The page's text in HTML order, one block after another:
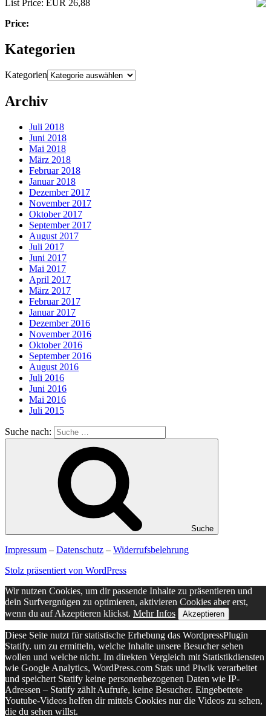
List Price: EUR 26,88
Price:
Kategorien
Kategorien
Archiv
Juli 2018
Juni 2018
Mai 2018
März 2018
Februar 2018
Januar 2018
Dezember 2017
November 2017
Oktober 2017
September 2017
August 2017
Juli 2017
Juni 2017
Mai 2017
April 2017
März 2017
Februar 2017
Januar 2017
Dezember 2016
November 2016
Oktober 2016
September 2016
August 2016
Juli 2016
Juni 2016
Mai 2016
Juli 2015
Suche nach:
Suche
Impressum – Datenschutz – Widerrufsbelehrung
Stolz präsentiert von WordPress
Wir nutzen Cookies, um dir passende Inhalte zu präsentieren und
dein Surfvergnügen zu optimieren, aktivieren Cookies aber erst,
wenn du auf Akzeptieren klickst. Mehr Infos Akzeptieren
Diese Seite nutzt für statistische Erhebung das WordpressPlugin
Statify. um zu ermitteln, welche Inhalte unsere Besucher sehen
wollen und welche nicht. Im direkten Vergleich mit Statistikdiensten
wie Google Analytics, WordPress.com Stats und Piwik verarbeitet
und speichert Statify keine personenbezogenen Daten wie IP-
Adressen – Statify zählt Aufrufe, keine Besucher. Eingebettete
Youtube-Videos helfen dir mittels Cookies nur die Videos zu sehen,
die du sehen willst.